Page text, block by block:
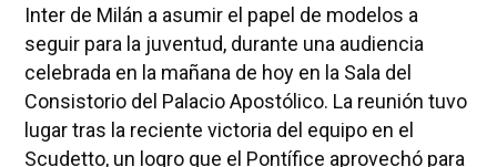
Inter de Milán a asumir el papel de modelos a
seguir para la juventud, durante una audiencia
celebrada en la mañana de hoy en la Sala del
Consistorio del Palacio Apostólico. La reunión tuvo
lugar tras la reciente victoria del equipo en el
Scudetto, un logro que el Pontífice aprovechó para